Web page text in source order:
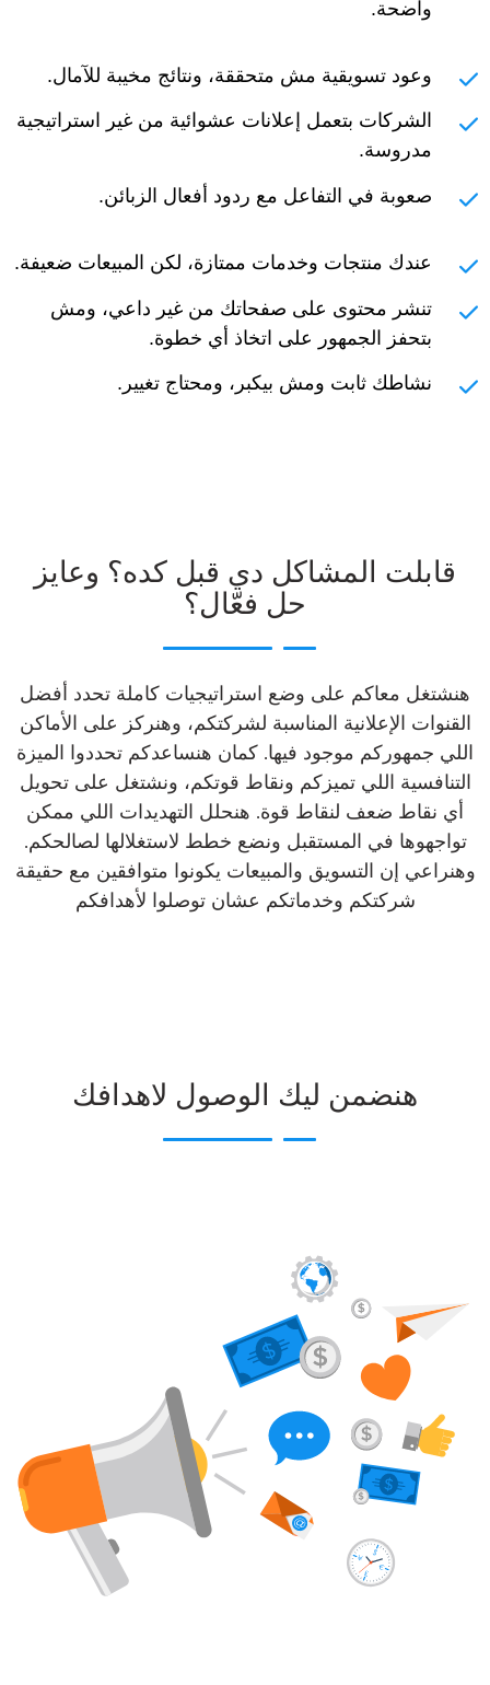
واضحة.
وعود تسويقية مش متحققة، ونتائج مخيبة للآمال.
الشركات بتعمل إعلانات عشوائية من غير استراتيجية
مدروسة.
صعوبة في التفاعل مع ردود أفعال الزبائن.
عندك منتجات وخدمات ممتازة، لكن المبيعات ضعيفة.
تنشر محتوى على صفحاتك من غير داعي، ومش
بتحفز الجمهور على اتخاذ أي خطوة.
نشاطك ثابت ومش بيكبر، ومحتاج تغيير.
قابلت المشاكل دي قبل كده؟ وعايز
حل فعّال؟
هنشتغل معاكم على وضع استراتيجيات كاملة تحدد أفضل
القنوات الإعلانية المناسبة لشركتكم، وهنركز على الأماكن
اللي جمهوركم موجود فيها. كمان هنساعدكم تحددوا الميزة
التنافسية اللي تميزكم ونقاط قوتكم، ونشتغل على تحويل
أي نقاط ضعف لنقاط قوة. هنحلل التهديدات اللي ممكن
تواجهوها في المستقبل ونضع خطط لاستغلالها لصالحكم.
وهنراعي إن التسويق والمبيعات يكونوا متوافقين مع حقيقة
شركتكم وخدماتكم عشان توصلوا لأهدافكم
هنضمن ليك الوصول لاهدافك